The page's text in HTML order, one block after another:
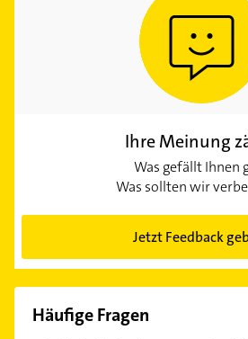
Ihre Meinung
Was gefällt Ihnen
Was sollten wir
Jetzt Feedback
Häufige Fragen